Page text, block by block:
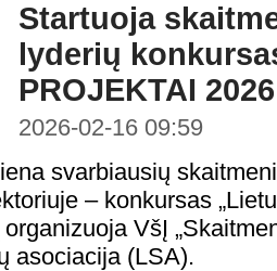
Startuoja
lyderių
PROJEKTAI 2026
2026-02-16 09:59
svarbiausių
– konkursas
VšĮ
asociacija (LSA).